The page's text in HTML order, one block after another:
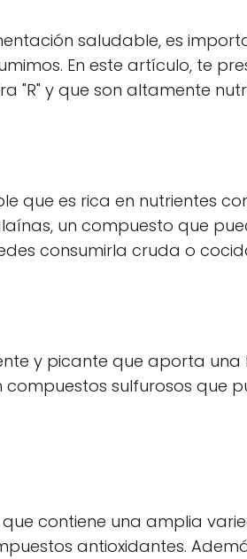
saludable, es
En este artículo, te
"R" y que son altamente
que es rica en nutrientes
un compuesto que
consumirla cruda o
y picante que aporta
compuestos sulfurosos que
contiene una amplia
antioxidantes.